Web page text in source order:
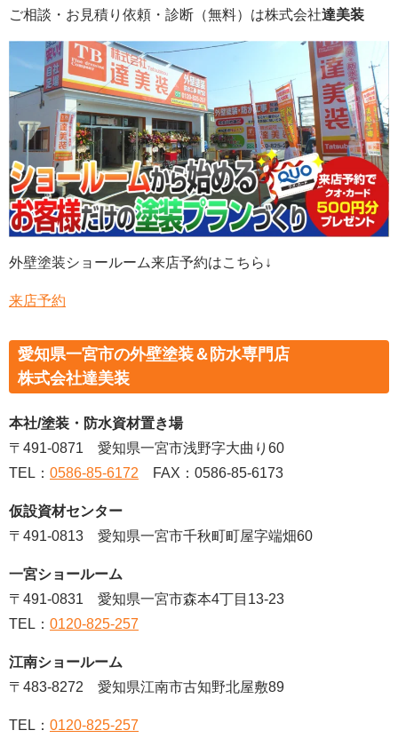
ご相談・お見積り依頼・診断 （無料） は株式会社達美装
外壁塗装ショールーム来店予約はこちら↓
来店予約
愛知県一宮市の外壁塗装＆防水専門店
株式会社達美装
本社/塗装・防水資材置き場
〒491-0871 愛知県一宮市浅野字大曲り60
TEL： 0586-85-6172 FAX：0586-85-6173
仮設資材センター
〒491-0813 愛知県一宮市千秋町町屋字端畑60
一宮ショールーム
〒491-0831 愛知県一宮市森本4丁目13-23
TEL： 0120-825-257
江南ショールーム
〒483-8272 愛知県江南市古知野北屋敷89
TEL： 0120-825-257